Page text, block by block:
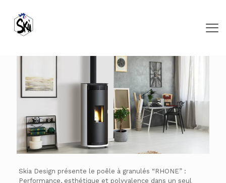
Skia Design présente le poêle à granulés “RHONE” :
Performance, esthétique et polyvalence dans un seul